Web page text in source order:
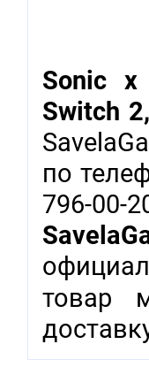
Sonic x
Switch
по
796-00-
товар